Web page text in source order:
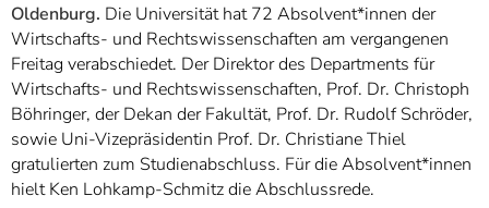
Oldenburg. Die Universität hat 72 Absolvent*innen der
Wirtschafts- und Rechtswissenschaften am vergangenen
Freitag verabschiedet. Der Direktor des Departments für
Wirtschafts- und Rechtswissenschaften, Prof. Dr. Christoph
Böhringer, der Dekan der Fakultät, Prof. Dr. Rudolf Schröder,
sowie Uni-Vizepräsidentin Prof. Dr. Christiane Thiel
gratulierten zum Studienabschluss. Für die Absolvent*innen
hielt Ken Lohkamp-Schmitz die Abschlussrede.